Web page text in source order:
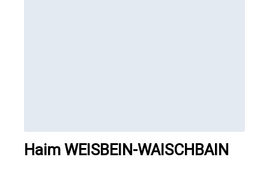
Haim WEISBEIN-WAISCHBAIN